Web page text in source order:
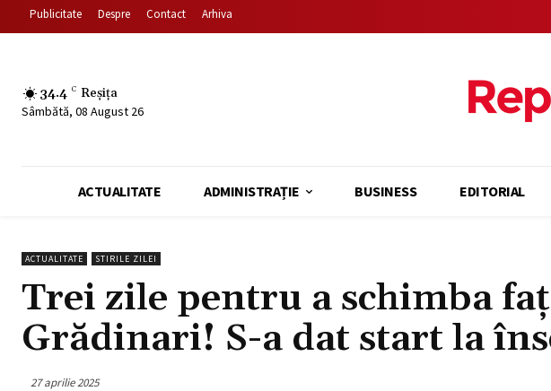
Publicitate Despre Contact Arhiva
34.4 C Reșița
Sâmbătă, 08 August 26
ACTUALITATE ADMINISTRAȚIE BUSINESS EDITORIAL
ACTUALITATE STIRILE ZILEI
Trei zile pentru a schimba
Grădinari! S-a dat start la
27 aprilie 2025